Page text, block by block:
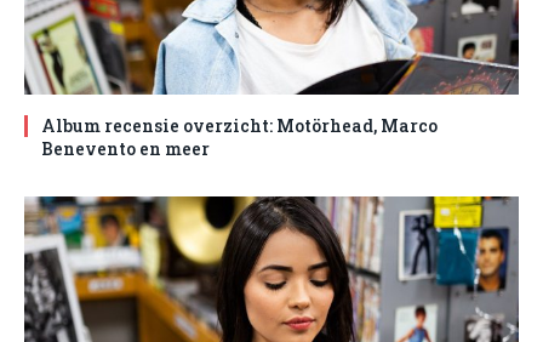
Album recensie overzicht: Motörhead, Marco
Benevento en meer